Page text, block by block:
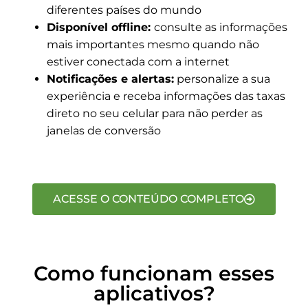
diferentes países do mundo
Disponível offline: consulte as informações
mais importantes mesmo quando não
estiver conectada com a internet
Notificações e alertas: personalize a sua
experiência e receba informações das taxas
direto no seu celular para não perder as
janelas de conversão
ACESSE O CONTEÚDO COMPLETO
Como funcionam esses
aplicativos?